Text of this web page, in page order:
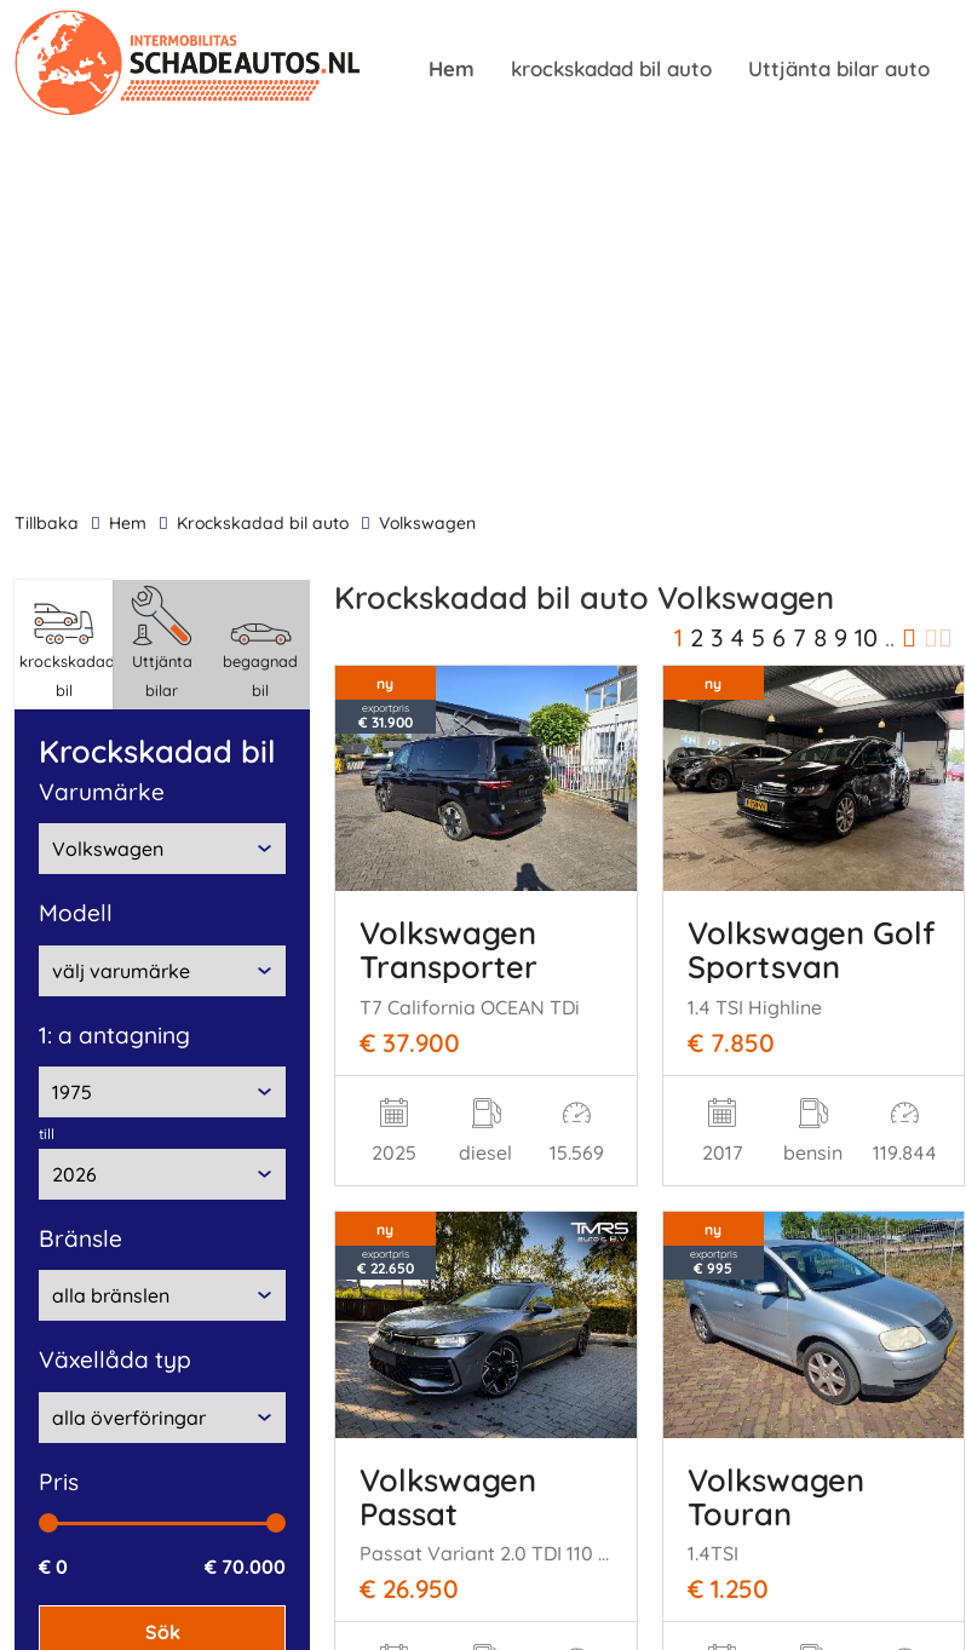
Hem krockskadad bil auto Uttjänta bilar auto
tillbaka Hem krockskadad bil auto Volkswagen
krockskadad
bil
Uttjänta
bilar
begagnad
bil
krockskadad bil
varumärke
modell
1: a antagning
till
bränsle
växellåda typ
pris
€ 0 € 70.000
Sök
krockskadad bil auto Volkswagen
1 2 3 4 5 6 7 8 9 10 ..
ny
exportpris
€ 31.900
Volkswagen
Transporter
T7 California OCEAN TDi
€ 37.900
2025 diesel 15.569
ny
Volkswagen Golf
Sportsvan
1.4 TSI Highline
€ 7.850
2017 bensin 119.844
ny
exportpris
€ 22.650
Volkswagen
Passat
Passat Variant 2.0 TDI 110 kW 3x R-line PANO HUD
€ 26.950
ny
exportpris
€ 995
Volkswagen
Touran
1.4TSI
€ 1.250